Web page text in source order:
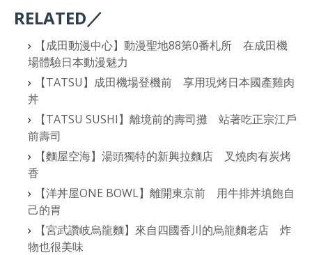
RELATED／
【成田動漫中心】動漫聖地88第0番札所 在成田機
場體驗日本動漫魅力
【TATSU】成田機場登機前 享用現烤日本國產雞肉
丼
【TATSU SUSHI】離境前的壽司攤 站著吃正宗江戶
前壽司
【麵屋空海】湯頭獨特的新興拉麵店 叉燒肉有炭烤
香
【洋丼屋ONE BOWL】離開東京前 用牛排丼填飽自
己的胃
【宮武讚岐烏龍麵】來自四國香川的烏龍麵老店 炸
物也很美味